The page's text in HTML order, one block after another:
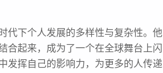
代下个人发展的多样性与复杂性。他
合起来，成为了一个在全球舞台上闪
发挥自己的影响力，为更多的人传递